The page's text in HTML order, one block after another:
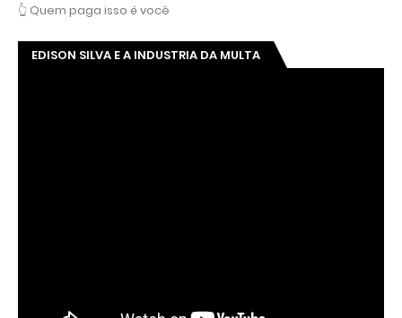
👆 Quem paga isso é você
EDISON SILVA E A INDUSTRIA DA MULTA